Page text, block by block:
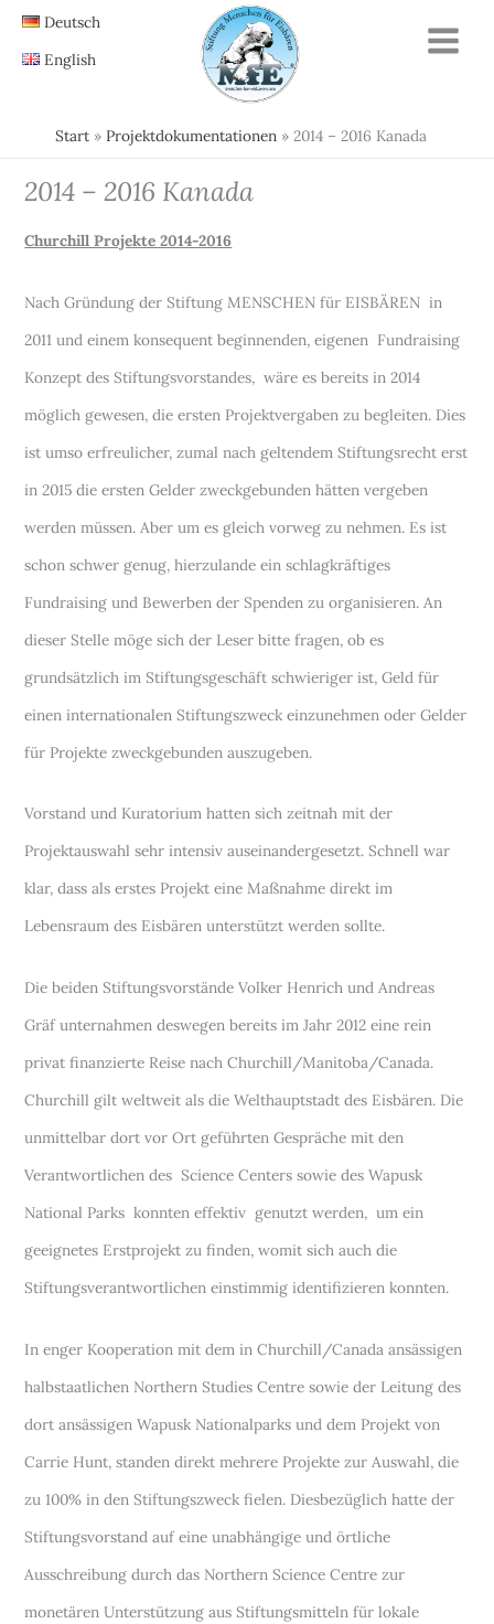
Zum
Inhalt
Deutsch
English
Start Projektdokumentationen 2014 – 2016 Kanada
2014 – 2016 Kanada
Churchill Projekte 2014-2016
Nach Gründung der Stiftung MENSCHEN für EISBÄREN in
2011 und einem konsequent beginnenden, eigenen Fundraising
Konzept des Stiftungsvorstandes, wäre es bereits in 2014
möglich gewesen, die ersten Projektvergaben zu begleiten. Dies
ist umso erfreulicher, zumal nach geltendem Stiftungsrecht erst
in 2015 die ersten Gelder zweckgebunden hätten vergeben
werden müssen. Aber um es gleich vorweg zu nehmen. Es ist
schon schwer genug, hierzulande ein schlagkräftiges
Fundraising und Bewerben der Spenden zu organisieren. An
dieser Stelle möge sich der Leser bitte fragen, ob es
grundsätzlich im Stiftungsgeschäft schwieriger ist, Geld für
einen internationalen Stiftungszweck einzunehmen oder Gelder
für Projekte zweckgebunden auszugeben.
Vorstand und Kuratorium hatten sich zeitnah mit der
Projektauswahl sehr intensiv auseinandergesetzt. Schnell war
klar, dass als erstes Projekt eine Maßnahme direkt im
Lebensraum des Eisbären unterstützt werden sollte.
Die beiden Stiftungsvorstände Volker Henrich und Andreas
Gräf unternahmen deswegen bereits im Jahr 2012 eine rein
privat finanzierte Reise nach Churchill/Manitoba/Canada.
Churchill gilt weltweit als die Welthauptstadt des Eisbären. Die
unmittelbar dort vor Ort geführten Gespräche mit den
Verantwortlichen des Science Centers sowie des Wapusk
National Parks konnten effektiv genutzt werden, um ein
geeignetes Erstprojekt zu finden, womit sich auch die
Stiftungsverantwortlichen einstimmig identifizieren konnten.
In enger Kooperation mit dem in Churchill/Canada ansässigen
halbstaatlichen Northern Studies Centre sowie der Leitung des
dort ansässigen Wapusk Nationalparks und dem Projekt von
Carrie Hunt, standen direkt mehrere Projekte zur Auswahl, die
zu 100% in den Stiftungszweck fielen. Diesbezüglich hatte der
Stiftungsvorstand auf eine unabhängige und örtliche
Ausschreibung durch das Northern Science Centre zur
monetären Unterstützung aus Stiftungsmitteln für lokale